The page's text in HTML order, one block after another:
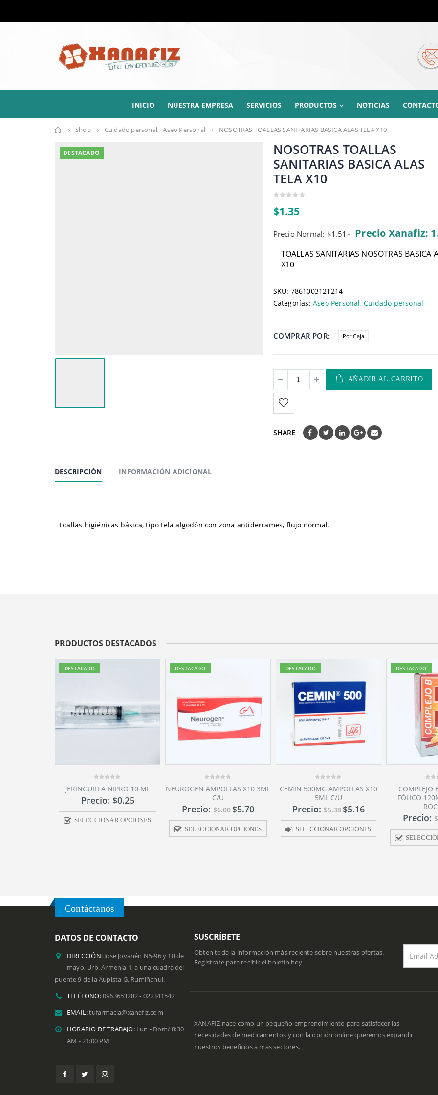
INICIO NUESTRA EMPRESA SERVICIOS PRODUCTOS NOTICIAS
Shop Cuidado personal, Aseo Personal NOSOTRAS TOALLAS SANITARIAS BASICA ALAS TELA X10
DESTACADO
NOSOTRAS TOALLAS
SANITARIAS BASICA ALAS
TELA X10
out
of
$1.35
Precio Normal: $1.51 – Precio Xanafiz:
TOALLAS SANITARIAS NOSOTRAS BASICA
X10
SKU: 7861003121214
Categorías: Aseo Personal,Cuidado personal
COMPRAR POR Por Caja
AÑADIR AL CARRITO
SHARE
DESCRIPCIÓN INFORMACIÓN ADICIONAL
Toallas higiénicas básica, tipo tela algodón con zona antiderrames, flujo normal.
PRODUCTOS DESTACADOS
DESTACADO
out
5
NEUROGEN AMPOLLAS X10 3ML
C/U
Precio:$6.00$5.70
SELECCIONAR OPCIONES
DESTACADO
out
CEMIN 500MG AMPOLLAS X10
5ML C/U
Precio:$5.38 $5.16
SELECCIONAR OPCIONES
DESTACADO
out
of
5
COMPLEJO B CON ACIDO
FÓLICO 120ML GENERICO
ROCNARF
Precio:$2.11$2.00
SELECCIONAR OPCIONES
DESTACADO
out
of
5
X10
Precio:$
Contáctanos
DATOS DE CONTACTO
DIRECCIÓN: Jose Jovanén N5-96 y 18 de
mayo, Urb. Armenia 1, a una cuadra del
puente 9 de la Aupista G. Rumiñahui.
TELÉFONO:0963653282 - 022341542
EMAIL: tufarmacia@xanafiz.com
HORARIO DE TRABAJO: Lun - Dom/ 8:30
AM - 21:00 PM
SUSCRÍBETE
Obten toda la información más reciente sobre nuestras ofertas.
Regístrate para recibir el boletín hoy.
XANAFIZ nace como un pequeño emprendimiento para satisfacer las
necesidades de medicamentos y con la opción online queremos expandir
nuestros beneficios a mas sectores.